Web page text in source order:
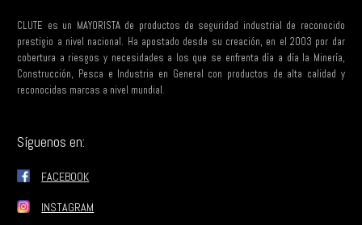
CLUTE es un MAYORISTA de productos de seguridad industrial de reconocido
prestigio a nivel nacional. Ha apostado desde su creación, en el 2003 por dar
cobertura a riesgos y necesidades a los que se enfrenta día a día la Minería,
Construcción, Pesca e Industria en General con productos de alta calidad y
reconocidas marcas a nivel mundial.
Síguenos en:
FACEBOOK
INSTAGRAM